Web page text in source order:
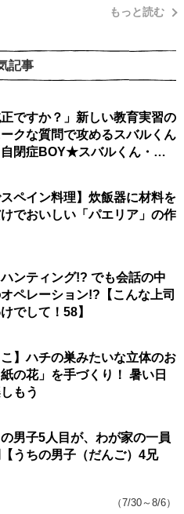
もっと読む
記事
正ですか？」新しい教育実習の
クな質問で攻めるスバルくん
閉症BOY★スバルくん・
スペイン料理】炊飯器に材料を
でおいしい「パエリア」の作
ンティング!? でも会話の中
ペレーション!?【こんな上司
けでして！58】
こ】ハチの巣みたいな立体のお
の花」を手づくり！ 暑い日
もう
男子5人目が、わが家の一員
うちの男子（だんご）4兄
（7/30～8/6）